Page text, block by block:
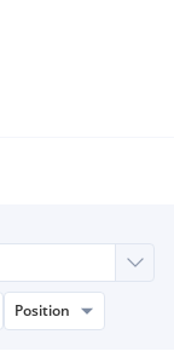
Position